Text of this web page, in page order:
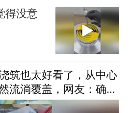
得没意
筑也太好看了，从中心
流淌覆盖，网友：确实